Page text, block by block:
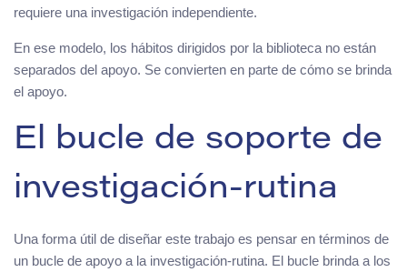
requiere una investigación independiente.
En ese modelo, los hábitos dirigidos por la biblioteca no están
separados del apoyo. Se convierten en parte de cómo se brinda
el apoyo.
El bucle de soporte de
investigación-rutina
Una forma útil de diseñar este trabajo es pensar en términos de
un bucle de apoyo a la investigación-rutina. El bucle brinda a los